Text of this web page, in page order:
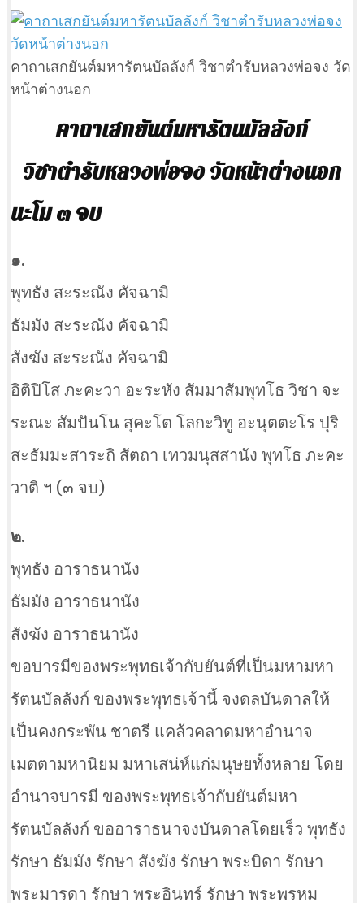
คาถาเสกยันต์มหารัตนบัลลังก์ วิชาตำรับหลวงพ่อจง วัด
หน้าต่างนอก
คาถาเสกยันต์มหารัตนบัลลังก์
วิชาตำรับหลวงพ่อจง วัดหน้าต่างนอก
นะโม ๓ จบ
๑.
พุทธัง สะระณัง คัจฉามิ
ธัมมัง สะระณัง คัจฉามิ
สังฆัง สะระณัง คัจฉามิ
อิติปิโส ภะคะวา อะระหัง สัมมาสัมพุทโธ วิชา จะ
ระณะ สัมปันโน สุคะโต โลกะวิทู อะนุตตะโร ปุริ
สะธัมมะสาระถิ สัตถา เทวมนุสสานัง พุทโธ ภะคะ
วาติ ฯ (๓ จบ)
๒.
พุทธัง อาราธนานัง
ธัมมัง อาราธนานัง
สังฆัง อาราธนานัง
ขอบารมีของพระพุทธเจ้ากับยันต์ที่เป็นมหามหา
รัตนบัลลังก์ ของพระพุทธเจ้านี้ จงดลบันดาลให้
เป็นคงกระพัน ชาตรี แคล้วคลาดมหาอำนาจ
เมตตามหานิยม มหาเสน่ห์แก่มนุษยทั้งหลาย โดย
อำนาจบารมี ของพระพุทธเจ้ากับยันต์มหา
รัตนบัลลังก์ ขออาราธนาจงบันดาลโดยเร็ว พุทธัง
รักษา ธัมมัง รักษา สังฆัง รักษา พระบิดา รักษา
พระมารดา รักษา พระอินทร์ รักษา พระพรหม